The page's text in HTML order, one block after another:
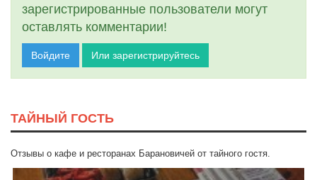
зарегистрированные пользователи могут
оставлять комментарии!
Войдите Или зарегистрируйтесь
ТАЙНЫЙ ГОСТЬ
Отзывы о кафе и ресторанах Барановичей от тайного гостя.